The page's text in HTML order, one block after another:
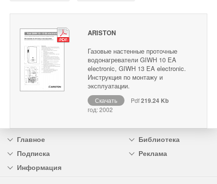
ARISTON
Газовые настенные проточные
водонагреватели GIWH 10 EA
electronic, GIWH 13 EA electronic.
Инструкция по монтажу и
эксплуатации.
Скачать Pdf219.24 Kb
год: 2002
Главное
Библиотека
Подписка
Реклама
Информация